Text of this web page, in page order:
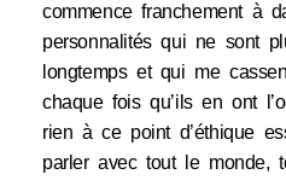
commence franchement à
personnalités qui ne sont
longtemps et qui me
chaque fois qu’ils en ont
rien à ce point d’éthique
parler avec tout le monde,